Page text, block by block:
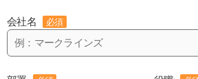
会社名 必須